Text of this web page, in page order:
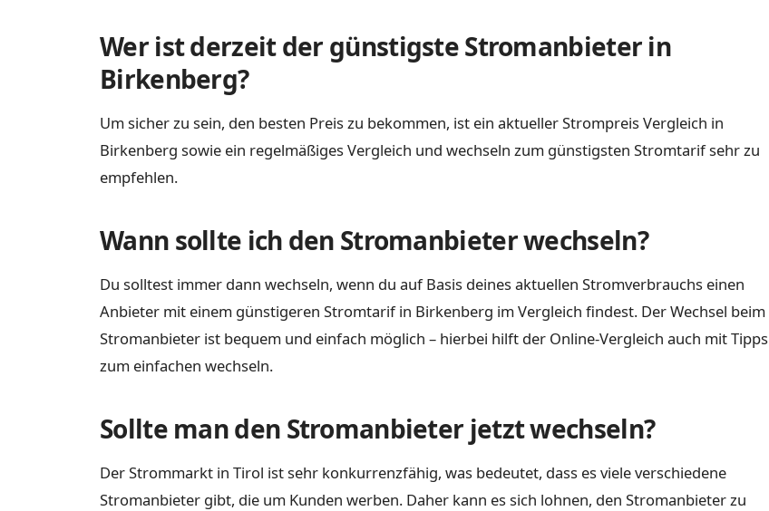
Wer ist derzeit der günstigste Stromanbieter in
Birkenberg?
Um sicher zu sein, den besten Preis zu bekommen, ist ein aktueller Strompreis Vergleich in
Birkenberg sowie ein regelmäßiges Vergleich und wechseln zum günstigsten Stromtarif sehr zu
empfehlen.
Wann sollte ich den Stromanbieter wechseln?
Du solltest immer dann wechseln, wenn du auf Basis deines aktuellen Stromverbrauchs einen
Anbieter mit einem günstigeren Stromtarif in Birkenberg im Vergleich findest. Der Wechsel beim
Stromanbieter ist bequem und einfach möglich – hierbei hilft der Online-Vergleich auch mit Tipps
zum einfachen wechseln.
Sollte man den Stromanbieter jetzt wechseln?
Der Strommarkt in Tirol ist sehr konkurrenzfähig, was bedeutet, dass es viele verschiedene
Stromanbieter gibt, die um Kunden werben. Daher kann es sich lohnen, den Stromanbieter zu